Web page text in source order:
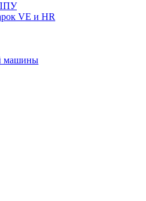
ППУ
VE и HR
машины